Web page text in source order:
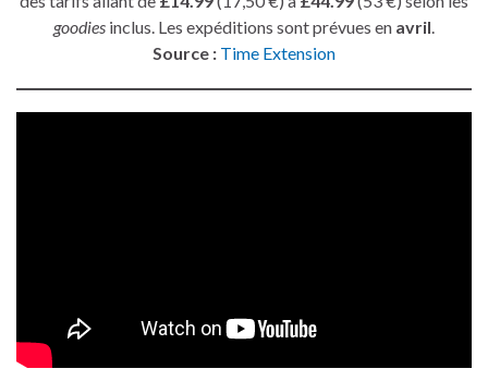
goodies inclus. Les expéditions sont prévues en avril.
Source : Time Extension